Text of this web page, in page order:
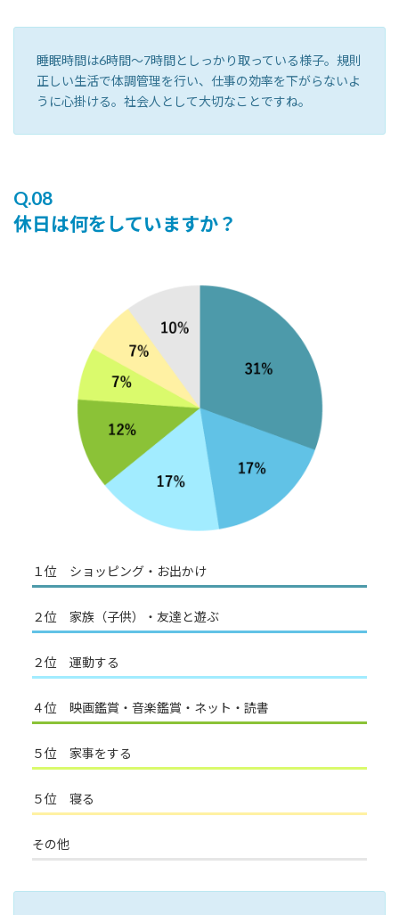
睡眠時間は6時間〜7時間としっかり取っている様子。規則
正しい生活で体調管理を行い、仕事の効率を下がらないよ
うに心掛ける。社会人として大切なことですね。
Q.08
休日は何をしていますか？
１位 ショッピング・お出かけ
２位 家族（子供）・友達と遊ぶ
２位 運動する
４位 映画鑑賞・音楽鑑賞・ネット・読書
５位 家事をする
５位 寝る
その他